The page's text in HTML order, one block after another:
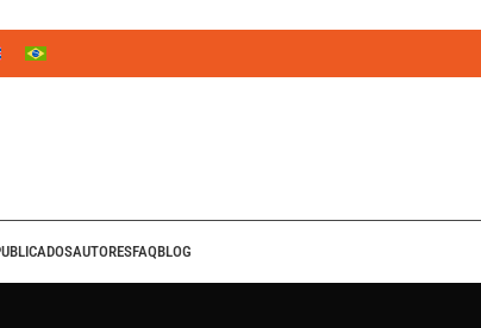
AUTORESFAQBLOG